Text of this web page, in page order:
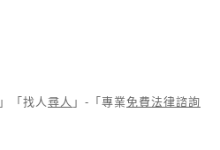
」「找人 尋人 」-「專業免費法律諮詢